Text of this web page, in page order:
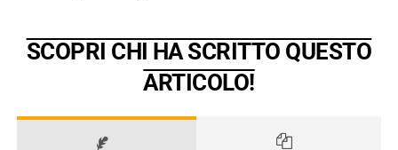
SCOPRI CHI HA SCRITTO QUESTO
ARTICOLO!